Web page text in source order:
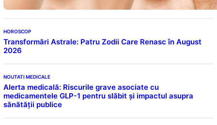
HOROSCOP
Transformări Astrale: Patru Zodii Care Renasc în August
2026
NOUTATI MEDICALE
Alerta medicală: Riscurile grave asociate cu
medicamentele GLP-1 pentru slăbit și impactul asupra
sănătății publice